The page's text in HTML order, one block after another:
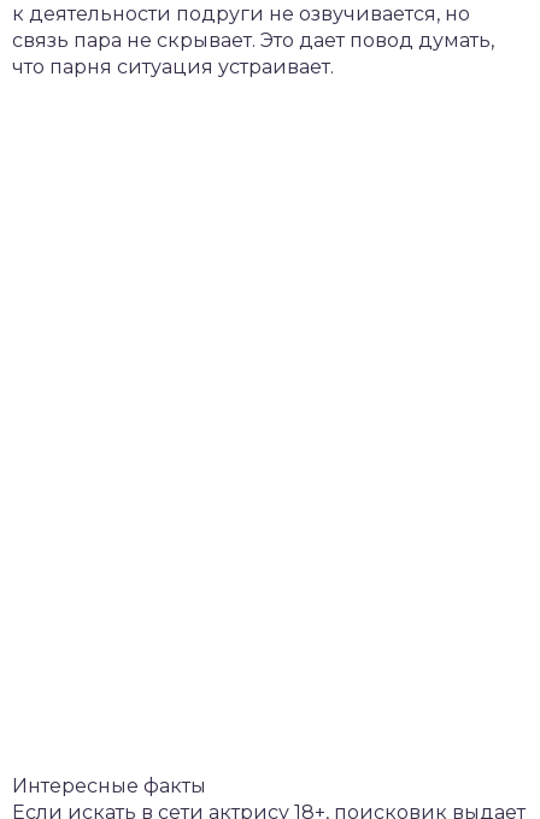
к деятельности подруги не озвучивается, но
связь пара не скрывает. Это дает повод думать,
что парня ситуация устраивает.
Интересные факты
Если искать в сети актрису 18+, поисковик выдает